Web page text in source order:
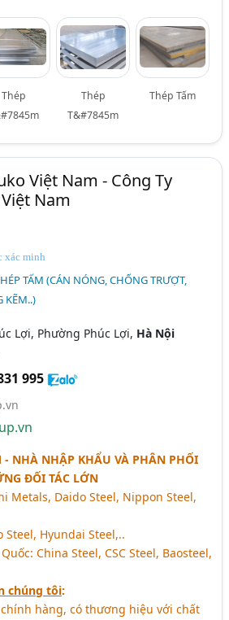
Thép
Thép
T&#7845m
Thép Tấm
Việt Nam - Công Ty
Nam
xác minh
TẤM (CÁN NÓNG, CHỐNG TRƯỢT,
KẼM..)
Lợi, Phường Phúc Lợi, Hà Nội
995
- NHÀ NHẬP KHẨU VÀ PHÂN PHỐI
ĐỐI TÁC LỚN
Metals, Daido Steel, Nippon Steel,
Steel, Hyundai Steel,..
China Steel, CSC Steel, Baosteel,
chúng tôi:
hàng, có thương hiệu với chất